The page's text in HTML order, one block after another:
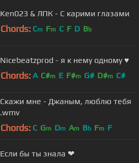
Ken023 & ЛПК - С карими глазами
Chords: Cm Fm C F D Bb
Nicebeatzprod - я к нему одному ♥
Chords: A C#m E F#m G# D#m C#
Скажи мне - Джаным, люблю тебя
.wmv
Chords: C Gm Dm Am Bb Fm F
Если бы ты знала ❤